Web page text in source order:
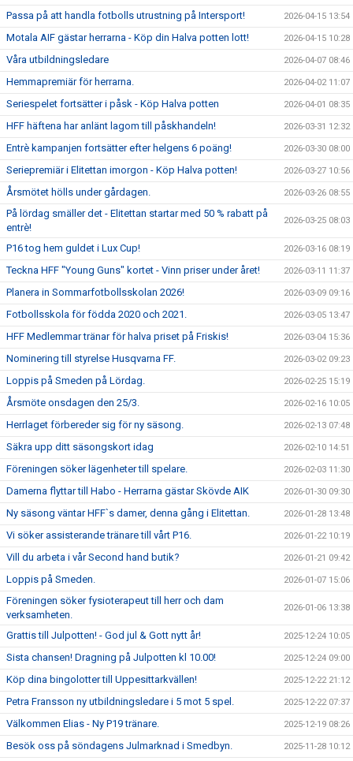
Passa på att handla fotbolls utrustning på Intersport! 2026-04-15 13:54
Motala AIF gästar herrarna - Köp din Halva potten lott! 2026-04-15 10:28
Våra utbildningsledare 2026-04-07 08:46
Hemmapremiär för herrarna. 2026-04-02 11:07
Seriespelet fortsätter i påsk - Köp Halva potten 2026-04-01 08:35
HFF häftena har anlänt lagom till påskhandeln! 2026-03-31 12:32
Entrè kampanjen fortsätter efter helgens 6 poäng! 2026-03-30 08:00
Seriepremiär i Elitettan imorgon - Köp Halva potten! 2026-03-27 10:56
Årsmötet hölls under gårdagen. 2026-03-26 08:55
På lördag smäller det - Elitettan startar med 50 % rabatt på
entrè!
2026-03-25 08:03
P16 tog hem guldet i Lux Cup! 2026-03-16 08:19
Teckna HFF "Young Guns" kortet - Vinn priser under året! 2026-03-11 11:37
Planera in Sommarfotbollsskolan 2026! 2026-03-09 09:16
Fotbollsskola för födda 2020 och 2021. 2026-03-05 13:47
HFF Medlemmar tränar för halva priset på Friskis! 2026-03-04 15:36
Nominering till styrelse Husqvarna FF. 2026-03-02 09:23
Loppis på Smeden på Lördag. 2026-02-25 15:19
Årsmöte onsdagen den 25/3. 2026-02-16 10:05
Herrlaget förbereder sig för ny säsong. 2026-02-13 07:48
Säkra upp ditt säsongskort idag 2026-02-10 14:51
Föreningen söker lägenheter till spelare. 2026-02-03 11:30
Damerna flyttar till Habo - Herrarna gästar Skövde AIK 2026-01-30 09:30
Ny säsong väntar HFF`s damer, denna gång i Elitettan. 2026-01-28 13:48
Vi söker assisterande tränare till vårt P16. 2026-01-22 10:19
Vill du arbeta i vår Second hand butik? 2026-01-21 09:42
Loppis på Smeden. 2026-01-07 15:06
Föreningen söker fysioterapeut till herr och dam
verksamheten.
2026-01-06 13:38
Grattis till Julpotten! - God jul & Gott nytt år! 2025-12-24 10:05
Sista chansen! Dragning på Julpotten kl 10.00! 2025-12-24 09:00
Köp dina bingolotter till Uppesittarkvällen! 2025-12-22 21:12
Petra Fransson ny utbildningsledare i 5 mot 5 spel. 2025-12-22 07:37
Välkommen Elias - Ny P19 tränare. 2025-12-19 08:26
Besök oss på söndagens Julmarknad i Smedbyn. 2025-11-28 10:12